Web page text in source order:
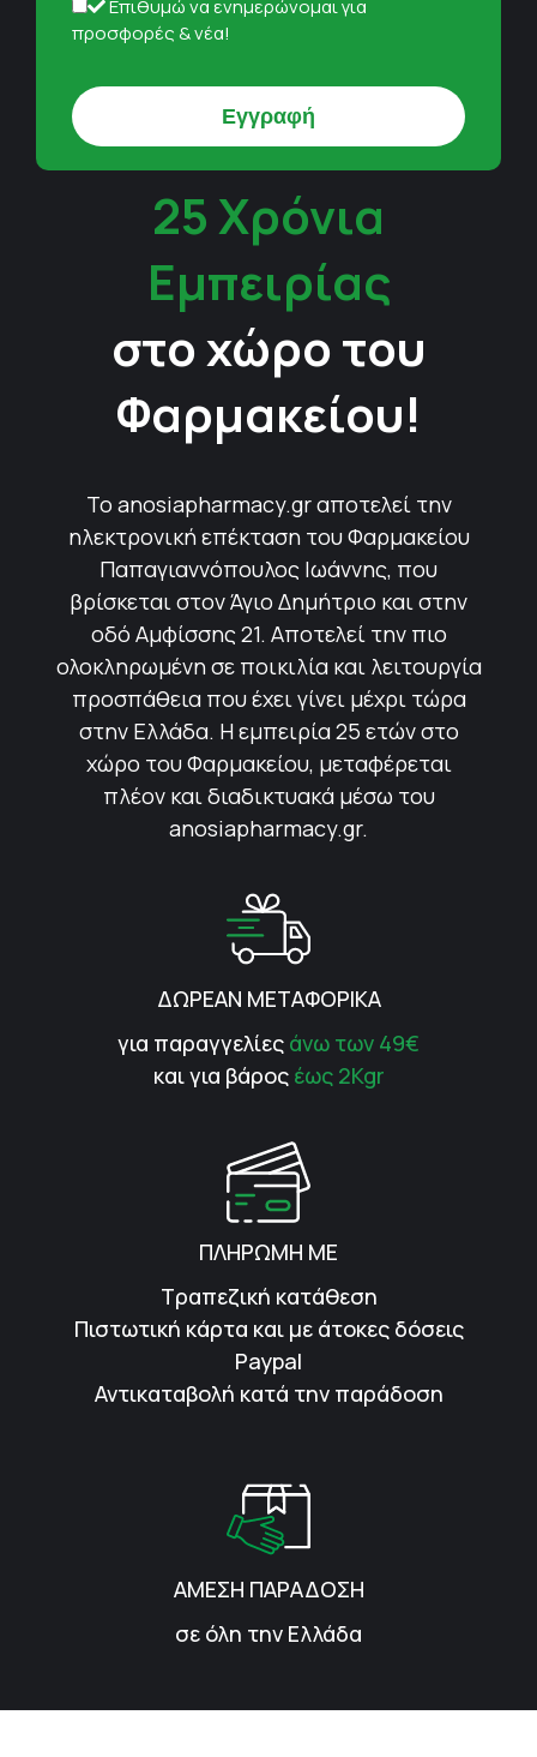
Επιθυμώ να ενημερώνομαι για
προσφορές & νέα!
25 Χρόνια
Εμπειρίας
στο χώρο του
Φαρμακείου!
Το anosiapharmacy.gr αποτελεί την
ηλεκτρονική επέκταση του Φαρμακείου
Παπαγιαννόπουλος Ιωάννης, που
βρίσκεται στον Άγιο Δημήτριο και στην
οδό Αμφίσσης 21. Αποτελεί την πιο
ολοκληρωμένη σε ποικιλία και λειτουργία
προσπάθεια που έχει γίνει μέχρι τώρα
στην Ελλάδα. Η εμπειρία 25 ετών στο
χώρο του Φαρμακείου, μεταφέρεται
πλέον και διαδικτυακά μέσω του
anosiapharmacy.gr.
ΔΩΡΕΑΝ ΜΕΤΑΦΟΡΙΚΑ
για παραγγελίες άνω των 49€
και για βάρος έως 2Kgr
ΠΛΗΡΩΜΗ ΜΕ
Τραπεζική κατάθεση
Πιστωτική κάρτα και με άτοκες δόσεις
Paypal
Αντικαταβολή κατά την παράδοση
ΑΜΕΣΗ ΠΑΡΑΔΟΣΗ
σε όλη την Ελλάδα